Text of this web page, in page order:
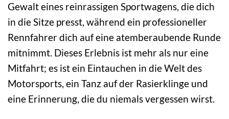
Gewalt eines reinrassigen Sportwagens, die dich
in die Sitze presst, während ein professioneller
Rennfahrer dich auf eine atemberaubende Runde
mitnimmt. Dieses Erlebnis ist mehr als nur eine
Mitfahrt; es ist ein Eintauchen in die Welt des
Motorsports, ein Tanz auf der Rasierklinge und
eine Erinnerung, die du niemals vergessen wirst.